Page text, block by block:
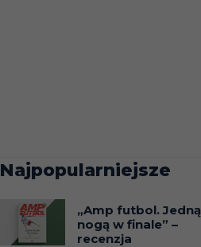
Najpopularniejsze
„Amp futbol. Jedną
nogą w finale” –
recenzja